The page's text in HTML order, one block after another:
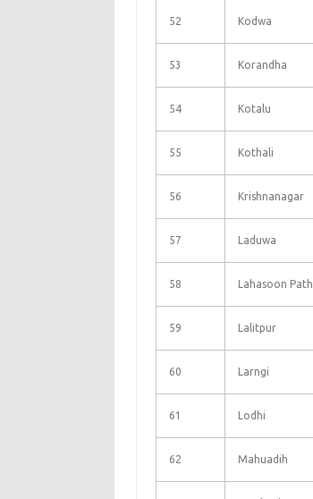
52 Kodwa
53 Korandha
54 Kotalu
55 Kothali
56 Krishnanagar
57 Laduwa
58 Lahasoon Path
59 Lalitpur
60 Larngi
61 Lodhi
62 Mahuadih